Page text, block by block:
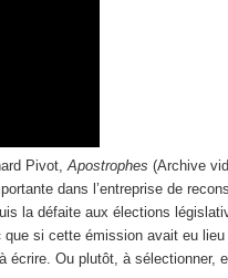
Pivot,Apostrophes (Archive
dans l’entreprise de
la défaite aux élections
si cette émission avait eu
Ou plutôt, à